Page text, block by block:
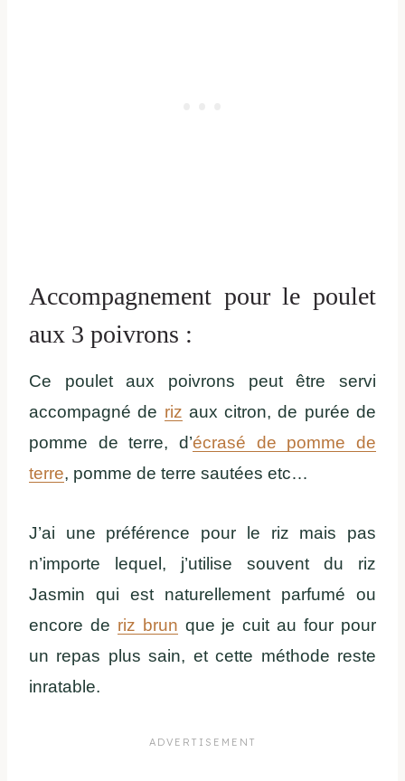
Accompagnement pour le poulet
aux 3 poivrons :
Ce poulet aux poivrons peut être servi
accompagné de riz aux citron, de purée de
pomme de terre, d’écrasé de pomme de
terre, pomme de terre sautées etc…
J’ai une préférence pour le riz mais pas
n’importe lequel, j’utilise souvent du riz
Jasmin qui est naturellement parfumé ou
encore de riz brun que je cuit au four pour
un repas plus sain, et cette méthode reste
inratable.